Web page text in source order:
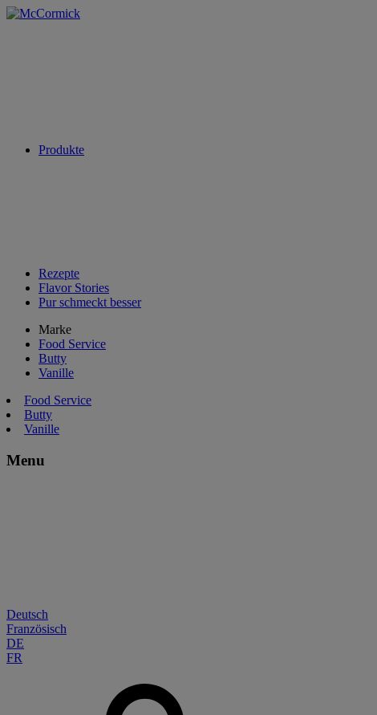
Produkte
Rezepte
Flavor Stories
Pur schmeckt besser
Marke
Food Service
Butty
Vanille
Food Service
Butty
Vanille
Menu
Deutsch
Französisch
DE
FR